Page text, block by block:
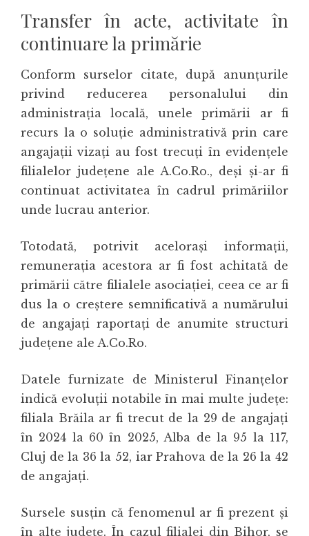
Transfer în acte, activitate în
continuare la primărie
Conform surselor citate, după anunțurile
privind reducerea personalului din
administrația locală, unele primării ar fi
recurs la o soluție administrativă prin care
angajații vizați au fost trecuți în evidențele
filialelor județene ale A.Co.Ro., deși și-ar fi
continuat activitatea în cadrul primăriilor
unde lucrau anterior.
Totodată, potrivit acelorași informații,
remunerația acestora ar fi fost achitată de
primării către filialele asociației, ceea ce ar fi
dus la o creștere semnificativă a numărului
de angajați raportați de anumite structuri
județene ale A.Co.Ro.
Datele furnizate de Ministerul Finanțelor
indică evoluții notabile în mai multe județe:
filiala Brăila ar fi trecut de la 29 de angajați
în 2024 la 60 în 2025, Alba de la 95 la 117,
Cluj de la 36 la 52, iar Prahova de la 26 la 42
de angajați.
Sursele susțin că fenomenul ar fi prezent și
în alte județe. În cazul filialei din Bihor, se